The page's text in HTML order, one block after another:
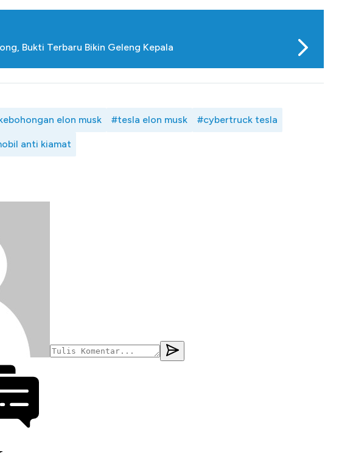
Bukti Terbaru Bikin Geleng Kepala
elon musk #tesla elon musk #cybertruck tesla
anti kiamat